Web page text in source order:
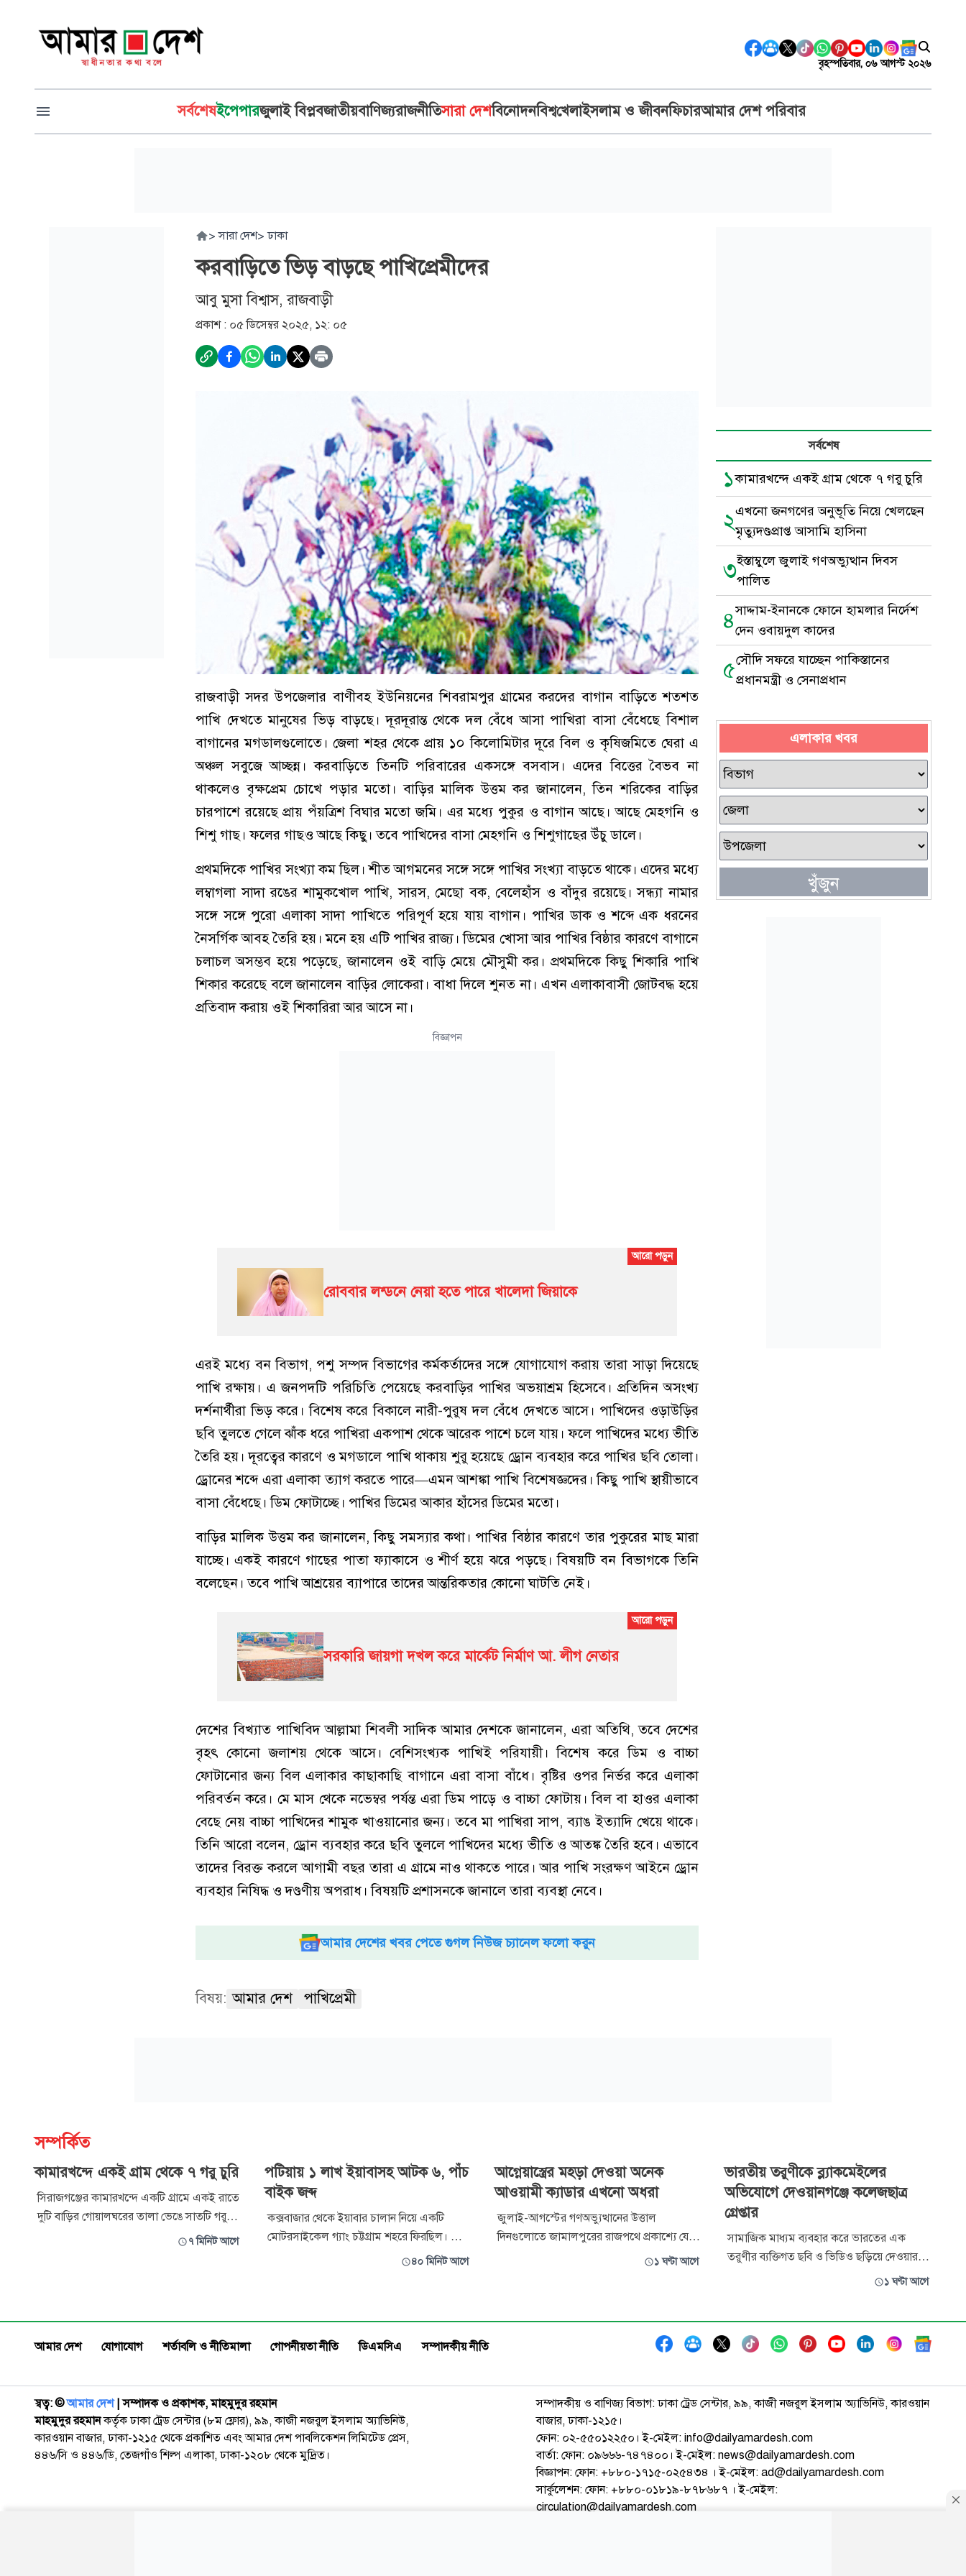
বৃহস্পতিবার, ০৬ আগস্ট ২০২৬
সর্বশেষইপেপারজুলাই বিপ্লবজাতীয়বাণিজ্যরাজনীতিসারা দেশবিনোদনবিশ্বখেলাইসলাম ও জীবনফিচারআমার দেশ পরিবার
> সারা দেশ> ঢাকা
করবাড়িতে ভিড় বাড়ছে পাখিপ্রেমীদের
আবু মুসা বিশ্বাস, রাজবাড়ী
প্রকাশ : ০৫ ডিসেম্বর ২০২৫, ১২: ০৫
রাজবাড়ী সদর উপজেলার বাণীবহ ইউনিয়নের শিবরামপুর গ্রামের করদের বাগান বাড়িতে শতশত
পাখি দেখতে মানুষের ভিড় বাড়ছে। দূরদূরান্ত থেকে দল বেঁধে আসা পাখিরা বাসা বেঁধেছে বিশাল
বাগানের মগডালগুলোতে। জেলা শহর থেকে প্রায় ১০ কিলোমিটার দূরে বিল ও কৃষিজমিতে ঘেরা এ
অঞ্চল সবুজে আচ্ছন্ন। করবাড়িতে তিনটি পরিবারের একসঙ্গে বসবাস। এদের বিত্তের বৈভব না
থাকলেও বৃক্ষপ্রেম চোখে পড়ার মতো। বাড়ির মালিক উত্তম কর জানালেন, তিন শরিকের বাড়ির
চারপাশে রয়েছে প্রায় পঁয়ত্রিশ বিঘার মতো জমি। এর মধ্যে পুকুর ও বাগান আছে। আছে মেহগনি ও
শিশু গাছ। ফলের গাছও আছে কিছু। তবে পাখিদের বাসা মেহগনি ও শিশুগাছের উঁচু ডালে।
প্রথমদিকে পাখির সংখ্যা কম ছিল। শীত আগমনের সঙ্গে সঙ্গে পাখির সংখ্যা বাড়তে থাকে। এদের মধ্যে
লম্বাগলা সাদা রঙের শামুকখোল পাখি, সারস, মেছো বক, বেলেহাঁস ও বাঁদুর রয়েছে। সন্ধ্যা নামার
সঙ্গে সঙ্গে পুরো এলাকা সাদা পাখিতে পরিপূর্ণ হয়ে যায় বাগান। পাখির ডাক ও শব্দে এক ধরনের
নৈসর্গিক আবহ তৈরি হয়। মনে হয় এটি পাখির রাজ্য। ডিমের খোসা আর পাখির বিষ্ঠার কারণে বাগানে
চলাচল অসম্ভব হয়ে পড়েছে, জানালেন ওই বাড়ি মেয়ে মৌসুমী কর। প্রথমদিকে কিছু শিকারি পাখি
শিকার করেছে বলে জানালেন বাড়ির লোকেরা। বাধা দিলে শুনত না। এখন এলাকাবাসী জোটবদ্ধ হয়ে
প্রতিবাদ করায় ওই শিকারিরা আর আসে না।
বিজ্ঞাপন
রোববার লন্ডনে নেয়া হতে পারে খালেদা জিয়াকে
এরই মধ্যে বন বিভাগ, পশু সম্পদ বিভাগের কর্মকর্তাদের সঙ্গে যোগাযোগ করায় তারা সাড়া দিয়েছে
পাখি রক্ষায়। এ জনপদটি পরিচিতি পেয়েছে করবাড়ির পাখির অভয়াশ্রম হিসেবে। প্রতিদিন অসংখ্য
দর্শনার্থীরা ভিড় করে। বিশেষ করে বিকালে নারী-পুরুষ দল বেঁধে দেখতে আসে। পাখিদের ওড়াউড়ির
ছবি তুলতে গেলে ঝাঁক ধরে পাখিরা একপাশ থেকে আরেক পাশে চলে যায়। ফলে পাখিদের মধ্যে ভীতি
তৈরি হয়। দূরত্বের কারণে ও মগডালে পাখি থাকায় শুরু হয়েছে ড্রোন ব্যবহার করে পাখির ছবি তোলা।
ড্রোনের শব্দে এরা এলাকা ত্যাগ করতে পারে—এমন আশঙ্কা পাখি বিশেষজ্ঞদের। কিছু পাখি স্থায়ীভাবে
বাসা বেঁধেছে। ডিম ফোটাচ্ছে। পাখির ডিমের আকার হাঁসের ডিমের মতো।
বাড়ির মালিক উত্তম কর জানালেন, কিছু সমস্যার কথা। পাখির বিষ্ঠার কারণে তার পুকুরের মাছ মারা
যাচ্ছে। একই কারণে গাছের পাতা ফ্যাকাসে ও শীর্ণ হয়ে ঝরে পড়ছে। বিষয়টি বন বিভাগকে তিনি
বলেছেন। তবে পাখি আশ্রয়ের ব্যাপারে তাদের আন্তরিকতার কোনো ঘাটতি নেই।
সরকারি জায়গা দখল করে মার্কেট নির্মাণ আ. লীগ নেতার
দেশের বিখ্যাত পাখিবিদ আল্লামা শিবলী সাদিক আমার দেশকে জানালেন, এরা অতিথি, তবে দেশের
বৃহৎ কোনো জলাশয় থেকে আসে। বেশিসংখ্যক পাখিই পরিযায়ী। বিশেষ করে ডিম ও বাচ্চা
ফোটানোর জন্য বিল এলাকার কাছাকাছি বাগানে এরা বাসা বাঁধে। বৃষ্টির ওপর নির্ভর করে এলাকা
পরিবর্তন করে। মে মাস থেকে নভেম্বর পর্যন্ত এরা ডিম পাড়ে ও বাচ্চা ফোটায়। বিল বা হাওর এলাকা
বেছে নেয় বাচ্চা পাখিদের শামুক খাওয়ানোর জন্য। তবে মা পাখিরা সাপ, ব্যাঙ ইত্যাদি খেয়ে থাকে।
তিনি আরো বলেন, ড্রোন ব্যবহার করে ছবি তুললে পাখিদের মধ্যে ভীতি ও আতঙ্ক তৈরি হবে। এভাবে
তাদের বিরক্ত করলে আগামী বছর তারা এ গ্রামে নাও থাকতে পারে। আর পাখি সংরক্ষণ আইনে ড্রোন
ব্যবহার নিষিদ্ধ ও দণ্ডণীয় অপরাধ। বিষয়টি প্রশাসনকে জানালে তারা ব্যবস্থা নেবে।
আমার দেশের খবর পেতে গুগল নিউজ চ্যানেল ফলো করুন
বিষয়: আমার দেশ পাখিপ্রেমী
সর্বশেষ
১কামারখন্দে একই গ্রাম থেকে ৭ গরু চুরি
২এখনো জনগণের অনুভূতি নিয়ে খেলছেন
মৃত্যুদণ্ডপ্রাপ্ত আসামি হাসিনা
৩ইস্তাম্বুলে জুলাই গণঅভ্যুত্থান দিবস
পালিত
৪সাদ্দাম-ইনানকে ফোনে হামলার নির্দেশ
দেন ওবায়দুল কাদের
৫সৌদি সফরে যাচ্ছেন পাকিস্তানের
প্রধানমন্ত্রী ও সেনাপ্রধান
এলাকার খবর
খুঁজুন
সম্পর্কিত
কামারখন্দে একই গ্রাম থেকে ৭ গরু চুরি
সিরাজগঞ্জের কামারখন্দে একটি গ্রামে একই রাতে
দুটি বাড়ির গোয়ালঘরের তালা ভেঙে সাতটি গরু
চুরির অভিযোগ উঠেছে। বৃহস্পতিবার ভোররাতে
৭ মিনিট আগে
পটিয়ায় ১ লাখ ইয়াবাসহ আটক ৬, পাঁচ
বাইক জব্দ
কক্সবাজার থেকে ইয়াবার চালান নিয়ে একটি
মোটরসাইকেল গ্যাং চট্টগ্রাম শহরে ফিরছিল। তারা
প্রায় গন্তব্যের কাছাকাছি পৌঁছে গেলেও রুট৪০ মিনিট আগে
আগ্নেয়াস্ত্রের মহড়া দেওয়া অনেক
আওয়ামী ক্যাডার এখনো অধরা
জুলাই-আগস্টের গণঅভ্যুত্থানের উত্তাল
দিনগুলোতে জামালপুরের রাজপথে প্রকাশ্যে যে
আগ্নেয়াস্ত্রের মহড়া দেখা গিয়েছিল, তার অধিকাংশ
১ ঘণ্টা আগে
ভারতীয় তরুণীকে ব্ল্যাকমেইলের
অভিযোগে দেওয়ানগঞ্জে কলেজছাত্র
গ্রেপ্তার
সামাজিক মাধ্যম ব্যবহার করে ভারতের এক
তরুণীর ব্যক্তিগত ছবি ও ভিডিও ছড়িয়ে দেওয়ার
মেহেদী (১৯) দেওয়ানগঞ্জ উপজেলার কালিকাপুর
১ ঘণ্টা আগে
আমার দেশ যোগাযোগ শর্তাবলি ও নীতিমালা গোপনীয়তা নীতি ডিএমসিএ সম্পাদকীয় নীতি
স্বত্ব: ©️আমার দেশ| সম্পাদক ও প্রকাশক, মাহমুদুর রহমান
মাহমুদুর রহমানকর্তৃক ঢাকা ট্রেড সেন্টার (৮ম ফ্লোর), ৯৯, কাজী নজরুল ইসলাম অ্যাভিনিউ,
কারওয়ান বাজার, ঢাকা-১২১৫ থেকে প্রকাশিত এবং আমার দেশ পাবলিকেশন লিমিটেড প্রেস,
৪৪৬/সি ও ৪৪৬/ডি, তেজগাঁও শিল্প এলাকা, ঢাকা-১২০৮ থেকে মুদ্রিত।
সম্পাদকীয় ও বাণিজ্য বিভাগ: ঢাকা ট্রেড সেন্টার, ৯৯, কাজী নজরুল ইসলাম অ্যাভিনিউ, কারওয়ান
বাজার, ঢাকা-১২১৫।
ফোন: ০২-৫৫০১২২৫০। ই-মেইল: info@dailyamardesh.com
বার্তা: ফোন: ০৯৬৬৬-৭৪৭৪০০। ই-মেইল: news@dailyamardesh.com
বিজ্ঞাপন: ফোন: +৮৮০-১৭১৫-০২৫৪৩৪ । ই-মেইল: ad@dailyamardesh.com
সার্কুলেশন: ফোন: +৮৮০-০১৮১৯-৮৭৮৬৮৭ । ই-মেইল:
circulation@dailyamardesh.com